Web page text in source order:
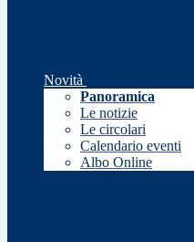
Novità
Panoramica
Le notizie
Le circolari
Calendario eventi
Albo Online